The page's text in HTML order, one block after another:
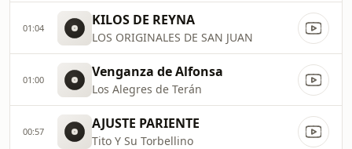
01:04 KILOS DE REYNA
LOS ORIGINALES DE SAN JUAN
01:00 Venganza de Alfonsa
Los Alegres de Terán
00:57 AJUSTE PARIENTE
Tito Y Su Torbellino